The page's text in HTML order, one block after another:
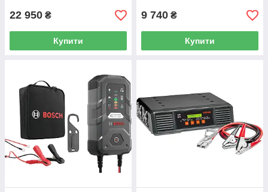
22 950 ₴
Купити
9 740 ₴
Купити